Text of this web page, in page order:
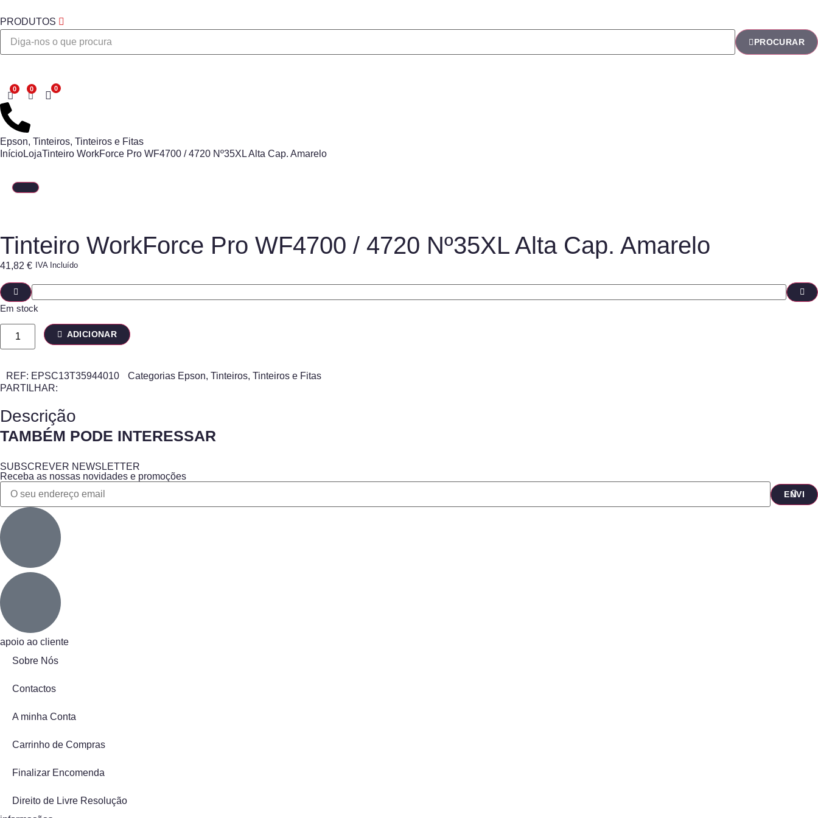
PRODUTOS
PROCURAR
Desejo
Epson, Tinteiros, Tinteiros e Fitas
InícioLojaTinteiro WorkForce Pro WF4700 / 4720 Nº35XL Alta Cap. Amarelo
Tinteiro WorkForce Pro WF4700 / 4720 Nº35XL Alta Cap. Amarelo
41,82 € IVA Incluído
Em stock
ADICIONAR
REF: EPSC13T35944010 Categorias Epson, Tinteiros, Tinteiros e Fitas
PARTILHAR:
Descrição
TAMBÉM PODE INTERESSAR
SUBSCREVER NEWSLETTER
Receba as nossas novidades e promoções
apoio ao cliente
Sobre Nós
Contactos
A minha Conta
Carrinho de Compras
Finalizar Encomenda
Direito de Livre Resolução